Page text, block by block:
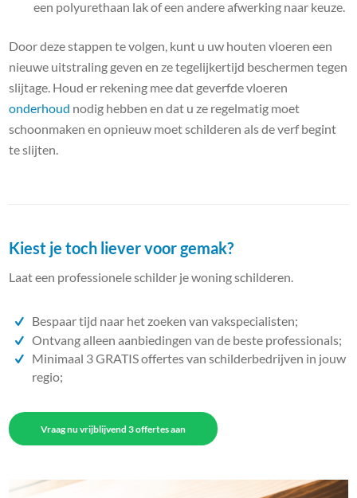
een polyurethaan lak of een andere afwerking naar keuze.
Door deze stappen te volgen, kunt u uw houten vloeren een
nieuwe uitstraling geven en ze tegelijkertijd beschermen tegen
slijtage. Houd er rekening mee dat geverfde vloeren
onderhoud nodig hebben en dat u ze regelmatig moet
schoonmaken en opnieuw moet schilderen als de verf begint
te slijten.
Kiest je toch liever voor gemak?
Laat een professionele schilder je woning schilderen.
Bespaar tijd naar het zoeken van vakspecialisten;
Ontvang alleen aanbiedingen van de beste professionals;
Minimaal 3 GRATIS offertes van schilderbedrijven in jouw
regio;
Vraag nu vrijblijvend 3 offertes aan